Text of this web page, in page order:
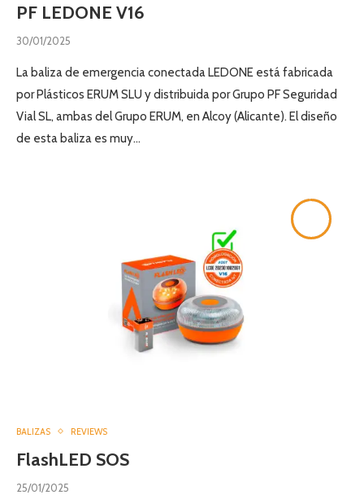
PF LEDONE V16
30/01/2025
La baliza de emergencia conectada LEDONE está fabricada
por Plásticos ERUM SLU y distribuida por Grupo PF Seguridad
Vial SL, ambas del Grupo ERUM, en Alcoy (Alicante). El diseño
de esta baliza es muy…
BALIZAS REVIEWS
FlashLED SOS
25/01/2025